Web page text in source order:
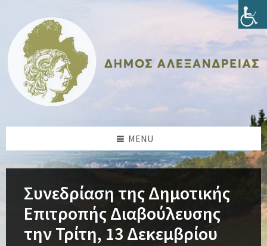
content
sidebar
sidebar
footer
MENU
Συνεδρίαση της Δημοτικής
Επιτροπής Διαβούλευσης
την Τρίτη, 13 Δεκεμβρίου